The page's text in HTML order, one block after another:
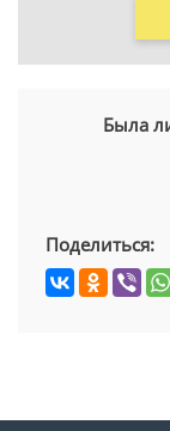
Была
Поделиться: